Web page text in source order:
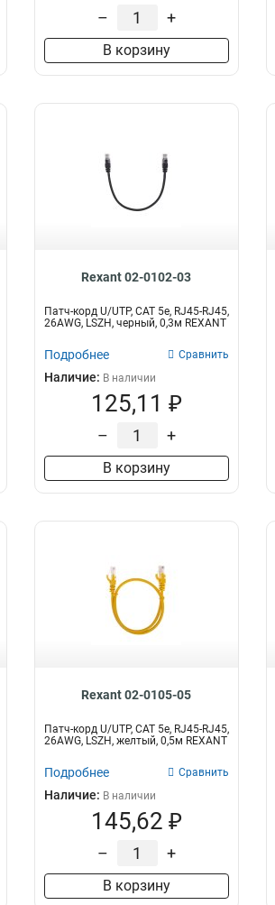
– +
В корзину
Rexant 02-0102-03
Патч-корд U/UTP, CAT 5e, RJ45-RJ45,
26AWG, LSZH, черный, 0,3м REXANT
Подробнее Сравнить
Наличие: В наличии
125,11 ₽
– +
В корзину
Rexant 02-0105-05
Патч-корд U/UTP, CAT 5e, RJ45-RJ45,
26AWG, LSZH, желтый, 0,5м REXANT
Подробнее Сравнить
Наличие: В наличии
145,62 ₽
– +
В корзину